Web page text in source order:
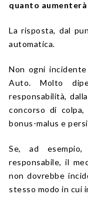
quanto
La risposta, dal
automatica.
Non ogni
Auto. Molto
responsabilità,
concorso di colpa,
bonus-malus e
Se, ad esempio,
responsabile, il
non dovrebbe
stesso modo in cui